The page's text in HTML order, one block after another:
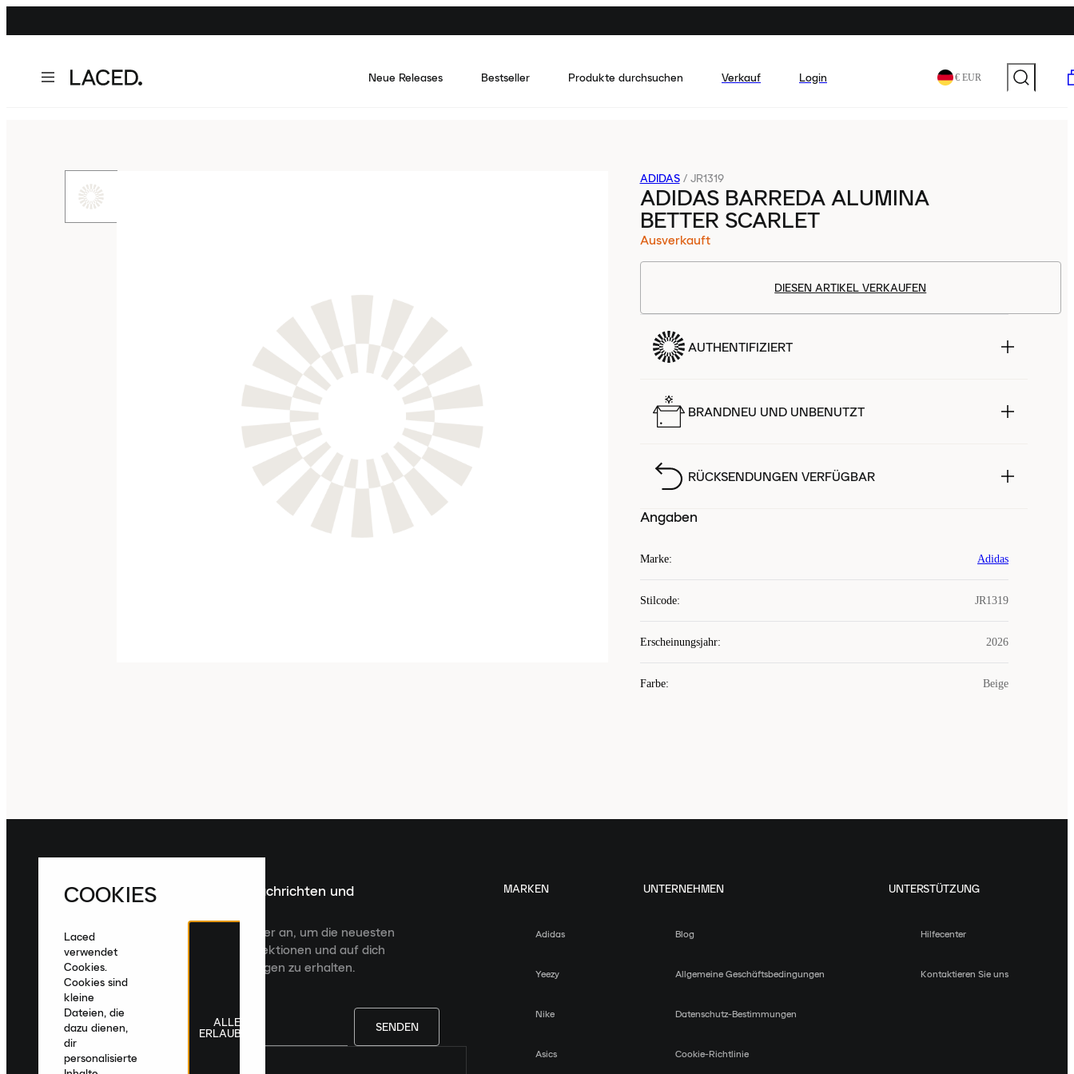
Neue Releases Bestseller Produkte durchsuchen Verkauf Login € EUR
ADIDAS / JR1319
ADIDAS BARREDA ALUMINA
BETTER SCARLET
Ausverkauft
DIESEN ARTIKEL VERKAUFEN
AUTHENTIFIZIERT
BRANDNEU UND UNBENUTZT
RÜCKSENDUNGEN VERFÜGBAR
Angaben
Marke: Adidas
Stilcode: JR1319
Erscheinungsjahr: 2026
Farbe: Beige
Melde dich für die neuesten Nachrichten und
Veröffentlichungen an
Melde dich für den Laced Newsletter an, um die neuesten
Veröffentlichungen, kuratierte Kollektionen und auf dich
zugeschnittene Produktempfehlungen zu erhalten.
SENDEN
MARKEN
Adidas
Yeezy
Nike
Asics
UNTERNEHMEN
Blog
Allgemeine Geschäftsbedingungen
Datenschutz-Bestimmungen
Cookie-Richtlinie
UNTERSTÜTZUNG
Hilfecenter
Kontaktieren Sie uns
COOKIES
Laced
verwendet
Cookies.
Cookies sind
kleine
Dateien, die
dazu dienen,
dir
personalisierte
ALLE
ERLAUBEN